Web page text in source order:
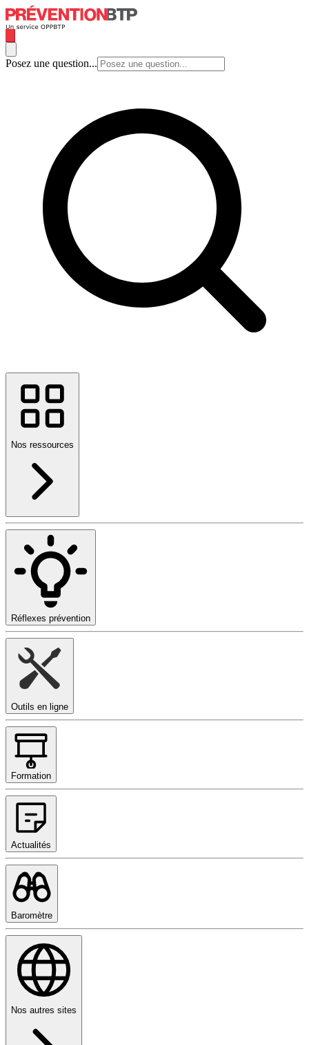
Posez une question...
Nos ressources
Réflexes prévention
Outils en ligne
Formation
Actualités
Baromètre
Nos autres sites